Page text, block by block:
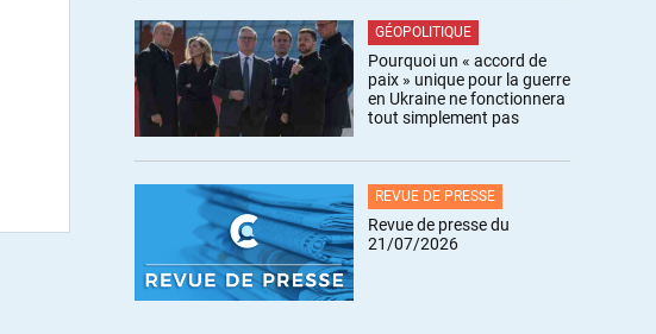
GÉOPOLITIQUE
Pourquoi un « accord de
paix » unique pour la guerre
en Ukraine ne fonctionnera
tout simplement pas
REVUE DE PRESSE
Revue de presse du
21/07/2026